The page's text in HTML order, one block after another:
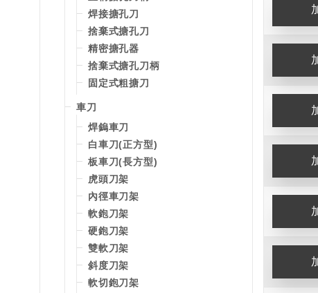
焊接搪孔刀
捨棄式搪孔刀
精密搪孔器
捨棄式搪孔刀柄
固定式粗搪刀
車刀
焊鎢車刀
白車刀(正方型)
板車刀(長方型)
虎頭刀架
內徑車刀架
軟鉋刀架
硬鉋刀架
雙軟刀架
斜度刀架
軟切鉋刀架